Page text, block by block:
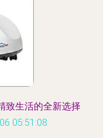
致生活的全新选择
05:51:08